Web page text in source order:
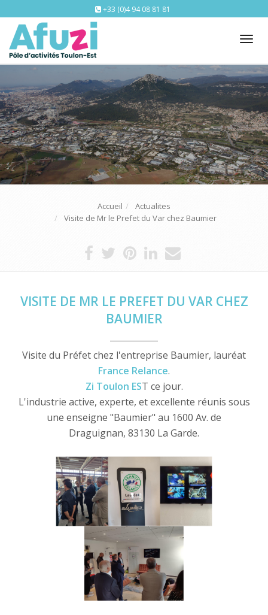
+33 (0)4 94 08 81 81
Accueil
Actualites
Visite de Mr le Prefet du Var chez Baumier
VISITE DE MR LE PREFET DU VAR CHEZ
BAUMIER
Visite du Préfet chez l'entreprise Baumier, lauréat
France Relance.
Zi Toulon EST ce jour.
L'industrie active, experte, et excellente réunis sous
une enseigne "Baumier" au 1600 Av. de
Draguignan, 83130 La Garde.